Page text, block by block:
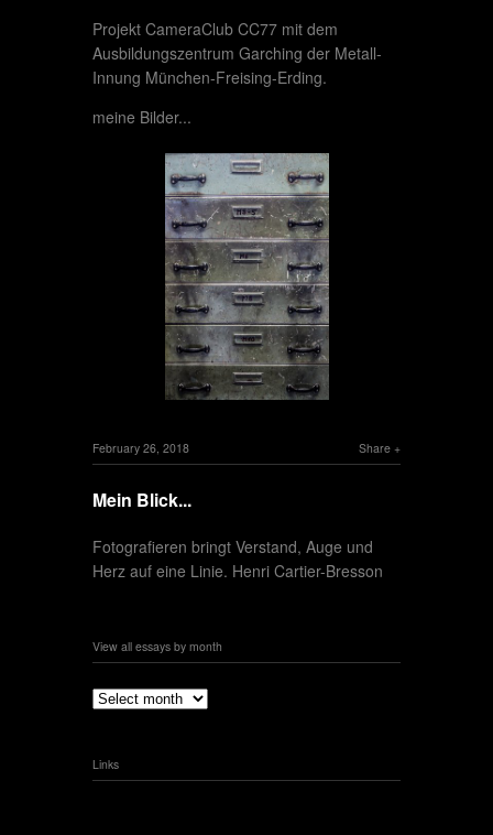
Projekt CameraClub CC77 mit dem
Ausbildungszentrum Garching der Metall-
Innung München-Freising-Erding.
meine Bilder...
Share
February 26, 2018
Mein Blick...
Fotografieren bringt Verstand, Auge und
Herz auf eine Linie. Henri Cartier-Bresson
View all essays by month
Links